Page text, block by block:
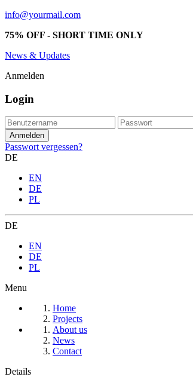
info@yourmail.com
75% OFF - SHORT TIME ONLY
News & Updates
Anmelden
Login
Passwort vergessen?
DE
EN
DE
PL
DE
EN
DE
PL
Menu
Home
Projects
About us
News
Contact
Details